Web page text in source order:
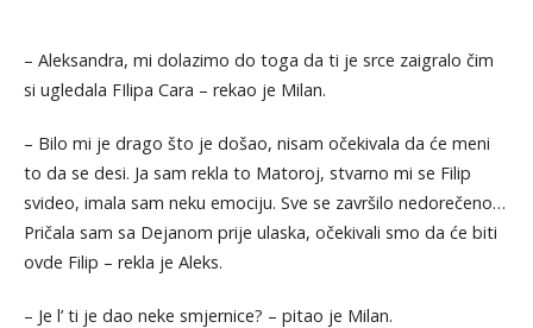
– Aleksandra, mi dolazimo do toga da ti je srce zaigralo čim
si ugledala FIlipa Cara – rekao je Milan.
– Bilo mi je drago što je došao, nisam očekivala da će meni
to da se desi. Ja sam rekla to Matoroj, stvarno mi se Filip
svideo, imala sam neku emociju. Sve se završilo nedorečeno…
Pričala sam sa Dejanom prije ulaska, očekivali smo da će biti
ovde Filip – rekla je Aleks.
– Je l’ ti je dao neke smjernice? – pitao je Milan.